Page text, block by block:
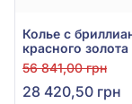
Колье с
красного золота
Бриллиант 0,1ct,
КЛк7030
56 841,00 грн
28 420,50 грн